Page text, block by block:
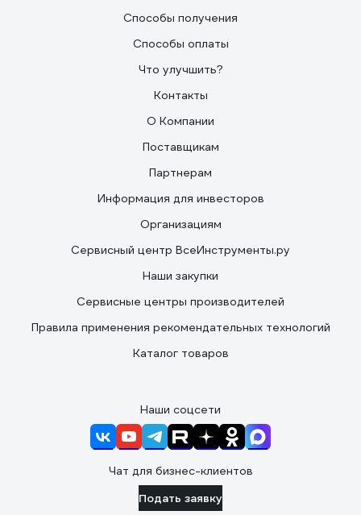
Способы получения
Способы оплаты
Что улучшить?
Контакты
О Компании
Поставщикам
Партнерам
Информация для инвесторов
Организациям
Сервисный центр ВсеИнструменты.ру
Наши закупки
Сервисные центры производителей
Правила применения рекомендательных технологий
Каталог товаров
Наши соцсети
Чат для бизнес-клиентов
Подать заявку